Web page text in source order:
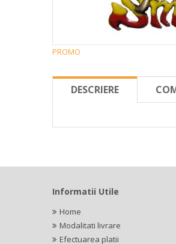
PROMO
DESCRIERE
Informatii Utile
Home
Modalitati livrare
Efectuarea platii